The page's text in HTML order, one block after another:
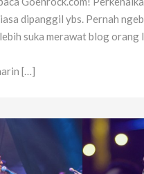
dipanggil ybs. Pernah
suka merawat blog orang
[…]